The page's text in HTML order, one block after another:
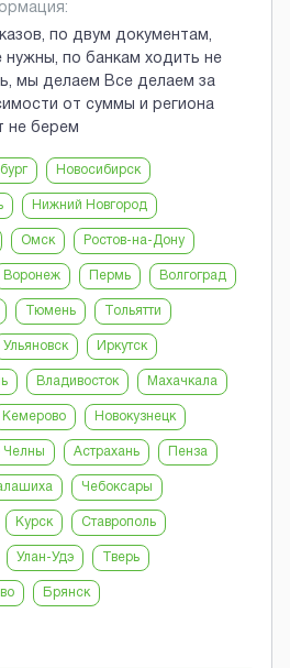
по двум документам,
нужны, по банкам ходить не
мы делаем Все делаем за
от суммы и региона
не берем
Новосибирск
Нижний Новгород
Омск Ростов-на-Дону
Воронеж Пермь Волгоград
Тюмень Тольятти
Ульяновск Иркутск
Владивосток Махачкала
Кемерово Новокузнецк
Челны Астрахань Пенза
Чебоксары
Курск Ставрополь
Улан-Удэ Тверь
Брянск